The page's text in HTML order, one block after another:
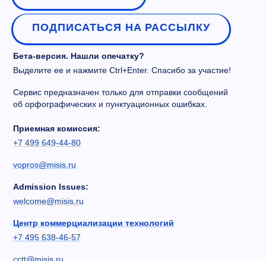
ПОДПИСАТЬСЯ НА РАССЫЛКУ
Бета-версия. Нашли опечатку?
Выделите ее и нажмите Ctrl+Enter. Спасибо за участие!
Сервис предназначен только для отправки сообщений
об орфографических и пунктуационных ошибках.
Приемная комиссия:
+7 499 649-44-80
vopros@misis.ru
Admission Issues:
welcome@misis.ru
Центр коммерциализации технологий
+7 495 638-46-57